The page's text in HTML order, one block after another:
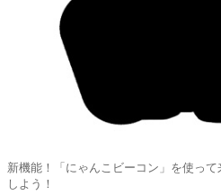
新機能！「にゃんこビーコン」を使っ
しよう！